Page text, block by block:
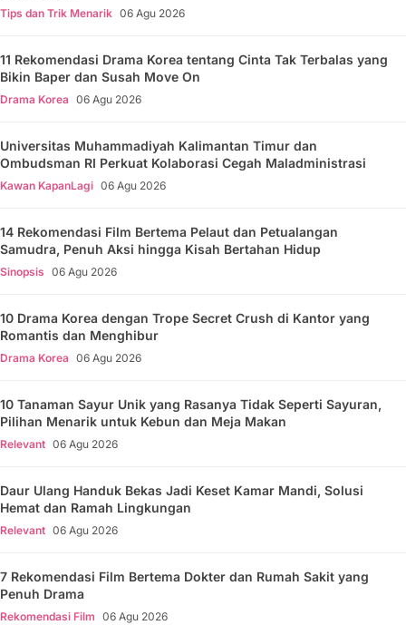
Tips dan Trik Menarik 06 Agu 2026
11 Rekomendasi Drama Korea tentang Cinta Tak Terbalas yang
Bikin Baper dan Susah Move On
Drama Korea 06 Agu 2026
Universitas Muhammadiyah Kalimantan Timur dan
Ombudsman RI Perkuat Kolaborasi Cegah Maladministrasi
Kawan KapanLagi 06 Agu 2026
14 Rekomendasi Film Bertema Pelaut dan Petualangan
Samudra, Penuh Aksi hingga Kisah Bertahan Hidup
Sinopsis 06 Agu 2026
10 Drama Korea dengan Trope Secret Crush di Kantor yang
Romantis dan Menghibur
Drama Korea 06 Agu 2026
10 Tanaman Sayur Unik yang Rasanya Tidak Seperti Sayuran,
Pilihan Menarik untuk Kebun dan Meja Makan
Relevant 06 Agu 2026
Daur Ulang Handuk Bekas Jadi Keset Kamar Mandi, Solusi
Hemat dan Ramah Lingkungan
Relevant 06 Agu 2026
7 Rekomendasi Film Bertema Dokter dan Rumah Sakit yang
Penuh Drama
Rekomendasi Film 06 Agu 2026